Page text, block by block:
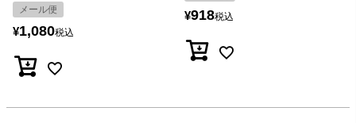
メール便
¥1,080税込
¥918税込